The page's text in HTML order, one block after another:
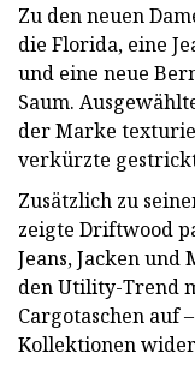
Zu den neuen
die Florida, eine
und eine neue
Saum.
der Marke
verkürzte
Zusätzlich zu
zeigte Driftwood
Jeans, Jacken
den Utility-Trend
Cargotaschen auf
Kollektionen